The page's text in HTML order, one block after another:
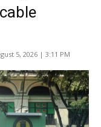
5, 2026 | 3:11 PM